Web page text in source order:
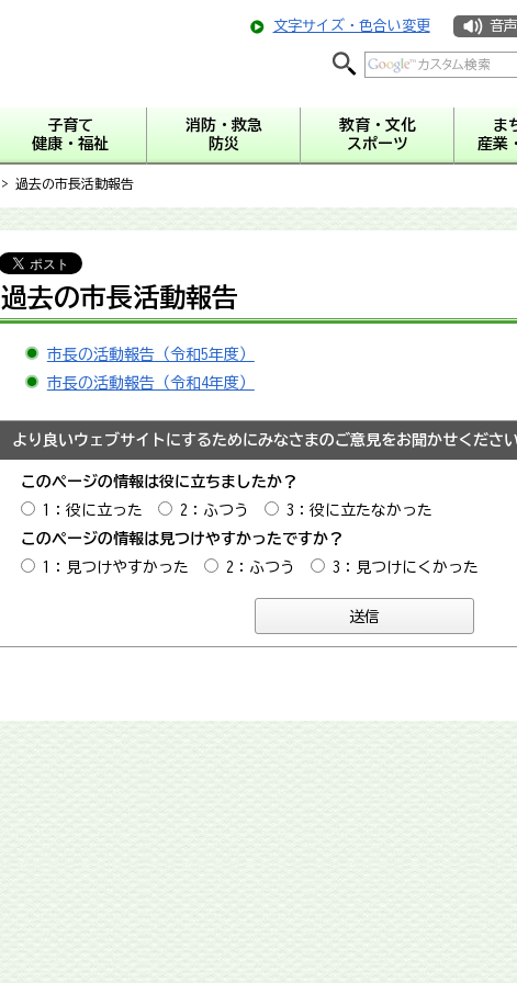
文字サイズ・色合い変更 音
子育て
健康・福祉
消防・救急
防災
教育・文化
スポーツ
ま
産業
> 過去の市長活動報告
過去の市長活動報告
市長の活動報告（令和5年度）
市長の活動報告（令和4年度）
より良いウェブサイトにするためにみなさまのご意見をお聞かせください
このページの情報は役に立ちましたか？
1：役に立った
2：ふつう
3：役に立たなかった
このページの情報は見つけやすかったですか？
1：見つけやすかった
2：ふつう 3：見つけにくかった